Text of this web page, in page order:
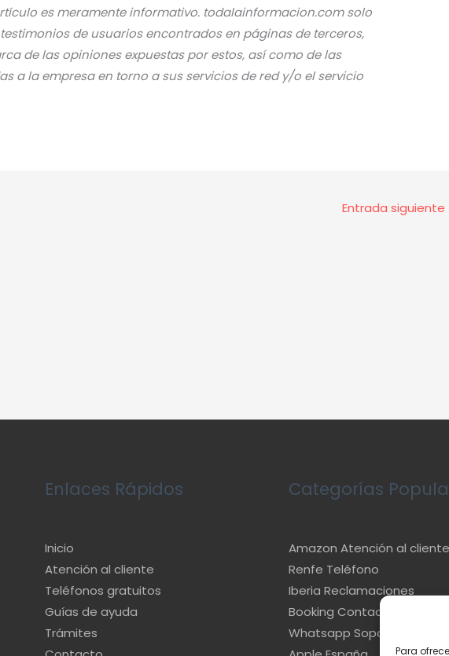
Para
es meramente informativo. todalainformacion.com solo
de usuarios encontrados en páginas de terceros,
de las opiniones expuestas por estos, así como de las
a la empresa en torno a sus servicios de red y/o el servicio
Entrada siguiente
Enlaces Rápidos
Inicio
Atención al cliente
Teléfonos gratuitos
Guías de ayuda
Trámites
Categorías
Amazon Atención al cliente
Renfe Teléfono
Iberia Reclamaciones
Booking Contacto
Whatsapp Soporte